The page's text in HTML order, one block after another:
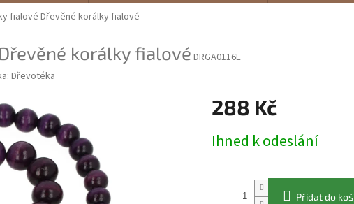
fialové Dřevěné korálky fialové
Dřevěné korálky fialové DRGA0116E
Dřevotéka
288 Kč
cena:
Ihned k odeslání
Přidat do